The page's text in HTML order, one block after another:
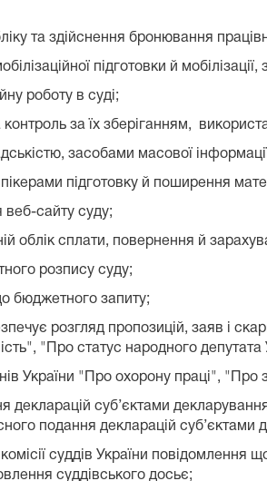
та здійснення бронювання
підготовки й
роботу в суді;
контроль за їх зберіганням,
засобами масової
підготовку й поширення
веб-сайту суду;
облік сплати, повернення й
розпису суду;
бюджетного запиту;
розгляд пропозицій, заяв і
"Про статус народного
України "Про охорону праці", "Про
декларацій суб’єктами
подання декларацій
суддів України повідомлення
суддівського досьє;